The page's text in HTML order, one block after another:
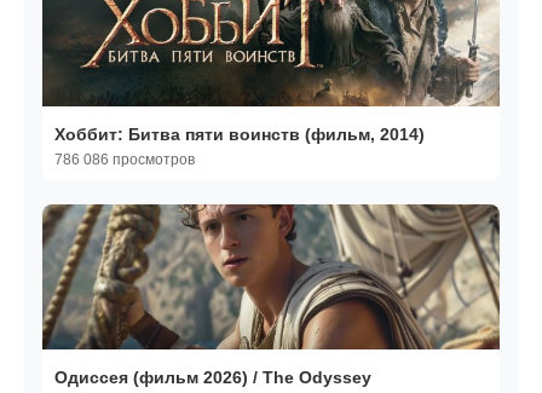
Хоббит: Битва пяти воинств (фильм, 2014)
786 086 просмотров
Одиссея (фильм 2026) / The Odyssey